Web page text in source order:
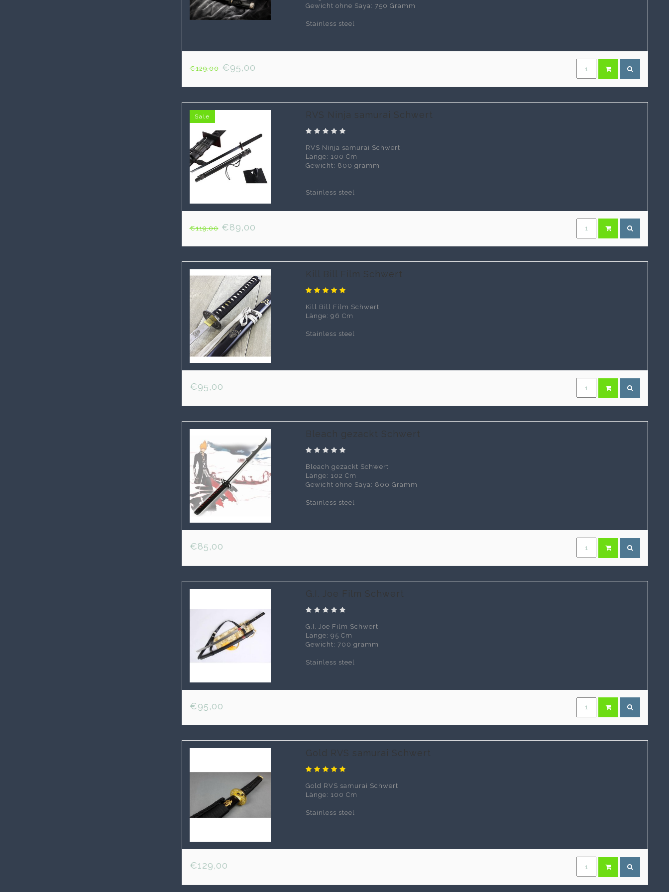
Gewicht ohne Saya: 750 Gramm
Stainless steel
€129,00€95,00
Sale RVS Ninja samurai Schwert
RVS Ninja samurai Schwert
Länge: 100 Cm
Gewicht: 800 gramm
Stainless steel
€119,00€89,00
Kill Bill Film Schwert
Kill Bill Film Schwert
Länge: 96 Cm
Stainless steel
€95,00
Bleach gezackt Schwert
Bleach gezackt Schwert
Länge: 102 Cm
Gewicht ohne Saya: 800 Gramm
Stainless steel
€85,00
G.I. Joe Film Schwert
G.I. Joe Film Schwert
Länge: 95 Cm
Gewicht: 700 gramm
Stainless steel
€95,00
Gold RVS samurai Schwert
Gold RVS samurai Schwert
Länge: 100 Cm
Stainless steel
€129,00